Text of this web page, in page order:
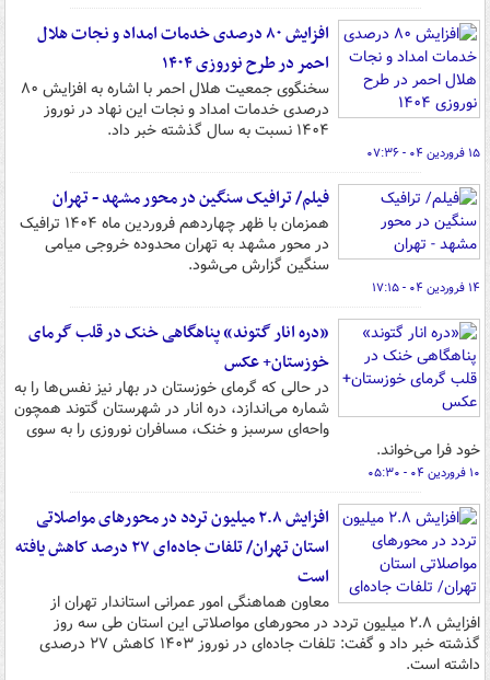
افزایش ۸۰ درصدی خدمات امداد و نجات هلال
احمر در طرح نوروزی ۱۴۰۴
سخنگوی جمعیت هلال احمر با اشاره به افزایش ۸۰
درصدی خدمات امداد و نجات این نهاد در نوروز
۱۴۰۴ نسبت به سال گذشته خبر داد.
۱۵ فروردین ۰۴ - ۰۷:۳۶
فیلم/ ترافیک سنگین در محور مشهد - تهران
همزمان با ظهر چهاردهم فروردین ماه ۱۴۰۴ ترافیک
در محور مشهد به تهران محدوده خروجی میامی
سنگین گزارش می‌شود.
۱۴ فروردین ۰۴ - ۱۷:۱۵
«دره انار گتوند» پناهگاهی خنک در قلب گرمای
خوزستان+ عکس
در حالی که گرمای خوزستان در بهار نیز نفس‌ها را به
شماره می‌اندازد، دره انار در شهرستان گتوند همچون
واحه‌ای سرسبز و خنک، مسافران نوروزی را به سوی
خود فرا می‌خواند.
۱۰ فروردین ۰۴ - ۰۵:۳۰
افزایش ۲.۸ میلیون تردد در محورهای مواصلاتی
استان تهران/ ‏تلفات جاده‌ای ۲۷ درصد کاهش یافته
است
معاون هماهنگی امور عمرانی استاندار تهران از
افزایش ۲.۸ میلیون تردد در محورهای مواصلاتی این استان طی سه روز
گذشته خبر داد و گفت: ‏تلفات جاده‌ای در نوروز ۱۴۰۳ کاهش ۲۷ درصدی
داشته است.